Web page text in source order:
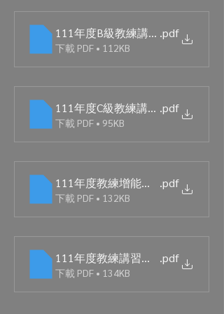
111年度B級教練講習會審查未通過
.pdf
下載 PDF • 112KB
​111年度C級教練講習會審查未通過
.pdf
下載 PDF • 95KB
​111年度教練增能研習課程審查未
.pdf
下載 PDF • 132KB
​111年度教練講習會未繳費名單
.pdf
下載 PDF • 134KB